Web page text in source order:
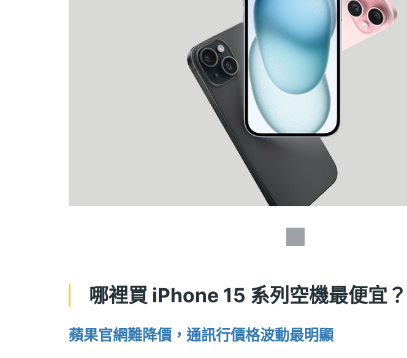
哪裡買 iPhone 15 系列空機最便宜？
蘋果官網難降價，通訊行價格波動最明顯